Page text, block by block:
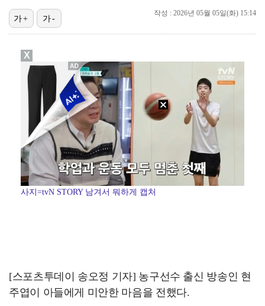
'7번' 이강인, 한국 팬들 앞에서 AT마드리드 데뷔……
[ST포토] 리센느 메이, '안녕~'
한소희, 청순미 벗고 파격 탈색 머리…강렬 아우라 [스…
[ST포토] 제나, '경주공주'
작성 : 2026년 05월 05일(화) 15:14
가+ 가-
사지=tvN STORY 남겨서 뭐하게 캡처
[스포츠투데이 송오정 기자] 농구선수 출신 방송인 현
주엽이 아들에게 미안한 마음을 전했다.
X